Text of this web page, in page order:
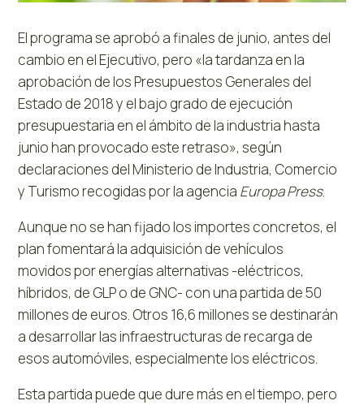
El programa se aprobó a finales de junio, antes del
cambio en el Ejecutivo, pero «la tardanza en la
aprobación de los Presupuestos Generales del
Estado de 2018 y el bajo grado de ejecución
presupuestaria en el ámbito de la industria hasta
junio han provocado este retraso», según
declaraciones del Ministerio de Industria, Comercio
y Turismo recogidas por la agencia Europa Press.
Aunque no se han fijado los importes concretos, el
plan fomentará la adquisición de vehículos
movidos por energías alternativas -eléctricos,
híbridos, de GLP o de GNC- con una partida de 50
millones de euros. Otros 16,6 millones se destinarán
a desarrollar las infraestructuras de recarga de
esos automóviles, especialmente los eléctricos.
Esta partida puede que dure más en el tiempo, pero